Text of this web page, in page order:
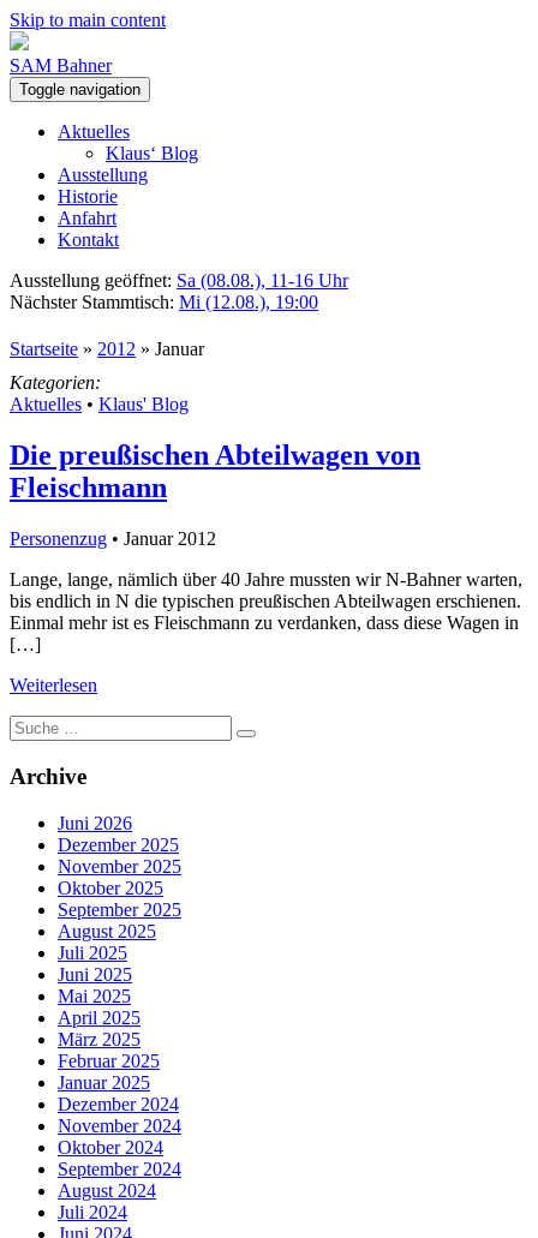
Skip to main content
SAM Bahner
Toggle navigation
Aktuelles
Klaus‘ Blog
Ausstellung
Historie
Anfahrt
Kontakt
Ausstellung geöffnet: Sa (08.08.), 11-16 Uhr
Nächster Stammtisch: Mi (12.08.), 19:00
Startseite » 2012 » Januar
Kategorien:
Aktuelles • Klaus' Blog
Die preußischen Abteilwagen von
Fleischmann
Personenzug • Januar 2012
Lange, lange, nämlich über 40 Jahre mussten wir N-Bahner warten,
bis endlich in N die typischen preußischen Abteilwagen erschienen.
Einmal mehr ist es Fleischmann zu verdanken, dass diese Wagen in
[…]
Weiterlesen
Suche
nach:
Archive
Juni 2026
Dezember 2025
November 2025
Oktober 2025
September 2025
August 2025
Juli 2025
Juni 2025
Mai 2025
April 2025
März 2025
Februar 2025
Januar 2025
Dezember 2024
November 2024
Oktober 2024
September 2024
August 2024
Juli 2024
Juni 2024